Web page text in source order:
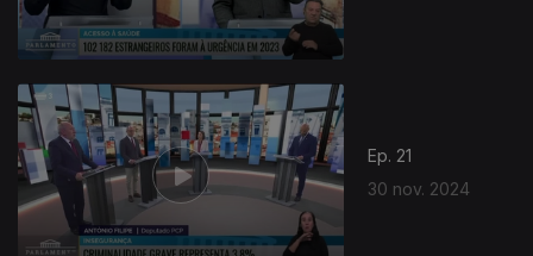
Ep. 21
30 nov. 2024